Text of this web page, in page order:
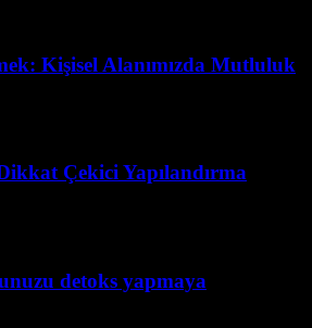
Kişisel Alanımızda Mutluluk
Çekici Yapılandırma
detoks yapmaya